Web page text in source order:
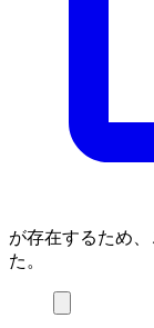
が存在するため
た。